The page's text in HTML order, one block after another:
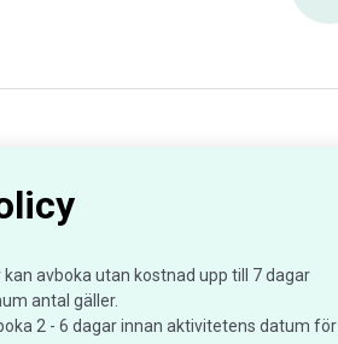
kan avboka utan kostnad upp till 7 dagar
antal gäller.
2 - 6 dagar innan aktivitetens datum för